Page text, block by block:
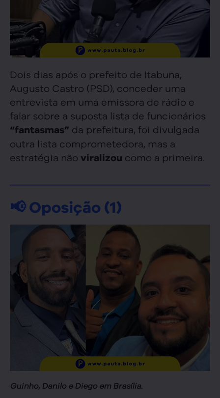
Dois dias após o prefeito de Itabuna,
Augusto Castro (PSD), conceder uma
entrevista em uma emissora de rádio e
falar sobre a suposta lista de funcionários
“fantasmas” da prefeitura, foi divulgada
outra lista comprometedora, mas a
estratégia não viralizou como a primeira.
📢 Oposição (1)
Guinho, Danilo e Diego em Brasília.